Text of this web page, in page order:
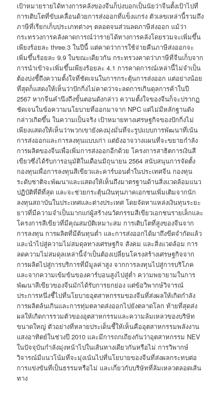
เป้าหมายรายได้ทางการคลังของจีนก็บ่งบอกเป็นนัยว่าจีนตั้งเป้าไปที่
การเติบโตที่ขับเคลื่อนด้วยการส่งออกที่แข็งแกร่ง ตัวเลขเหล่านี้รวมถึง
ภาษีที่เรียกเก็บประเภทต่างๆ ตลอดจนส่วนลดภาษีส่งออก แม้ว่า
กระทรวงการคลังคาดการณ์ว่ารายได้ทางการคลังโดยรวมจะเพิ่มขึ้น
เพียงร้อยละ three.3 ในปีนี้ แต่คาดว่าการใช้จ่ายคืนภาษีส่งออกจะ
เพิ่มขึ้นร้อยละ 9.9 ในขณะเดียวกัน กระทรวงคาดว่าภาษีที่จีนเก็บจาก
การนำเข้าจะเพิ่มขึ้นเพียงร้อยละ 4.1 การคาดการณ์เหล่านี้ไม่จำเป็น
ต้องบ่งชี้ถึงความตั้งใจที่ชัดเจนในการกระตุ้นการส่งออก แต่อย่างน้อย
ที่สุดก็แสดงให้เห็นว่าปักกิ่งไม่คาดว่าจะลดการเกินดุลการค้าในปี
2567 หากจีนคำนึงถึงขั้นตอนดังกล่าว ความตั้งใจของจีนก็จะปรากฏ
ชัดเจนในข้อความนโยบายที่ออกมาจาก NPC แต่ไม่มีหลักฐานดัง
กล่าวเกิดขึ้น ในความเป็นจริง เป้าหมายทางเศรษฐกิจของปักกิ่งไม่
เพียงแสดงให้เห็นว่าพวกเขายังคงมุ่งมั่นที่จะรูปแบบการพัฒนาที่เน้น
การส่งออกและการลงทุนแบบเก่า แต่ยังอาจวางแผนที่จะขยายกำลัง
การผลิตของจีนเพื่อเพิ่มการส่งออกอีกด้วย โครงการสาธิตการเงินสี
เขียวซึ่งได้รับการอนุมัติในเดือนมิถุนายน 2564 สนับสนุนการจัดตั้ง
กองทุนเพื่อการลงทุนสีเขียวและคาร์บอนต่ำในประเทศจีน กองทุน
ระดับชาติจะพัฒนาและแสดงให้เห็นถึงมาตรฐานด้านสิ่งแวดล้อมแนว
ปฏิบัติที่ดีที่สุด และจะช่วยกระตุ้นเงินทุนภาคเอกชนเพิ่มเติมจากนัก
ลงทุนสถาบันในประเทศและต่างประเทศ โดยจัดหาแหล่งเงินทุนระยะ
ยาวที่มีความจำเป็นมากแก่ผู้สร้างนวัตกรรมสีเขียวเอกชนรายเล็กและ
โครงการสีเขียวที่มีคุณสมบัติเหมาะสม การเติบโตที่สูงของจีนจาก
การลงทุน การผลิตที่มีต้นทุนต่ำ และการส่งออกได้มาถึงขีดจำกัดแล้ว
และนำไปสู่ความไม่สมดุลทางเศรษฐกิจ สังคม และสิ่งแวดล้อม การ
ลดความไม่สมดุลเหล่านี้จำเป็นต้องเปลี่ยนโครงสร้างเศรษฐกิจจาก
การผลิตไปสู่การบริการที่มีมูลค่าสูง จากการลงทุนไปสู่การบริโภค
และจากความเข้มข้นของคาร์บอนสูงไปสู่ต่ำ ความพยายามในการ
พัฒนาสีเขียวของจีนมักได้รับการยกย่อง แต่ข้อวิพากษ์วิจารณ์
ประการหนึ่งชี้ไปที่นโยบายอุตสาหกรรมของจีนที่ส่งผลให้เกิดกำลัง
การผลิตล้นเกินและการทุ่มตลาดส่งออกไปยังตลาดโลก ท้ายที่สุดส่ง
ผลให้เกิดการรวมตัวของอุตสาหกรรมและความล้มเหลวของบริษัท
ขนาดใหญ่ ตัวอย่างที่หลายประเด็นชี้ให้เห็นคืออุตสาหกรรมพลังงาน
แสงอาทิตย์ในช่วงปี 2010 และมีการถกเถียงกันว่าอุตสาหกรรม NEV
ในปัจจุบันกำลังมุ่งหน้าไปในเส้นทางเดียวกันหรือไม่ การวิพากษ์
วิจารณ์มีแนวโน้มที่จะมุ่งเน้นไปที่นโยบายของจีนที่ส่งผลกระทบต่อ
การแข่งขันที่เป็นธรรมหรือไม่ และเกี่ยวกับบริษัทที่ล้มเหลวตลอดเส้น
ทาง